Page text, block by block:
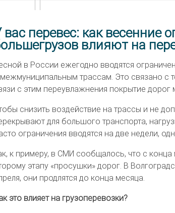
вас перевес: как весенние
влияют на
в России ежегодно вводятся
трассам. Это связано с
с этим переувлажнения покрытие дорог
снизить воздействие на трассы и не
для большого транспорта,
ограничения вводятся на две недели,
к примеру, в СМИ сообщалось, что с
этапу «просушки» дорог. В
они продлятся до конца месяца.
это влияет на грузоперевозки?